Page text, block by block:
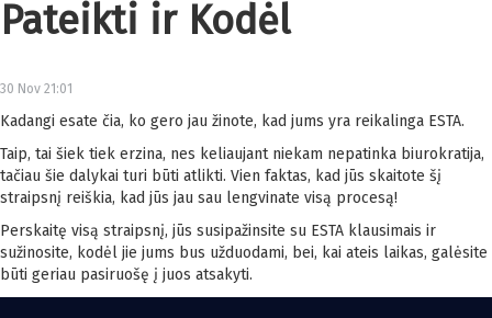
Pateikti ir Kodėl
30 Nov 21:01
Kadangi esate čia, ko gero jau žinote, kad jums yra reikalinga ESTA.
Taip, tai šiek tiek erzina, nes keliaujant niekam nepatinka biurokratija,
tačiau šie dalykai turi būti atlikti. Vien faktas, kad jūs skaitote šį
straipsnį reiškia, kad jūs jau sau lengvinate visą procesą!
Perskaitę visą straipsnį, jūs susipažinsite su ESTA klausimais ir
sužinosite, kodėl jie jums bus užduodami, bei, kai ateis laikas, galėsite
būti geriau pasiruošę į juos atsakyti.